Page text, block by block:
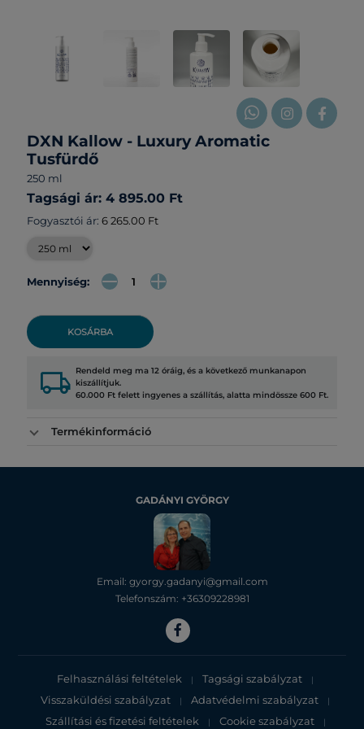
DXN Kallow - Luxury Aromatic
Tusfürdő
250 ml
Tagsági ár: 4 895.00 Ft
Fogyasztói ár: 6 265.00 Ft
Mennyiség:
KOSÁRBA
local_shipping Rendeld meg ma 12 óráig, és a következő munkanapon
kiszállítjuk.
60.000 Ft felett ingyenes a szállítás, alatta mindössze 600 Ft.
Termékinformáció
GADÁNYI GYÖRGY
Email: gyorgy.gadanyi@gmail.com
Telefonszám: +36309228981
Felhasználási feltételek | Tagsági szabályzat |
Visszaküldési szabályzat | Adatvédelmi szabályzat |
Szállítási és fizetési feltételek | Cookie szabályzat |